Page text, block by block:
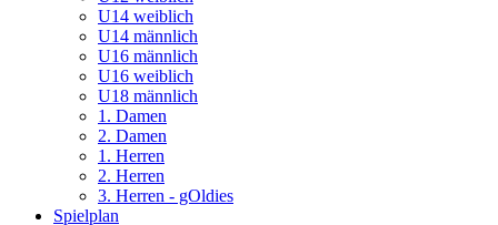
U14 weiblich
U14 männlich
U16 männlich
U16 weiblich
U18 männlich
1. Damen
2. Damen
1. Herren
2. Herren
3. Herren - gOldies
Spielplan